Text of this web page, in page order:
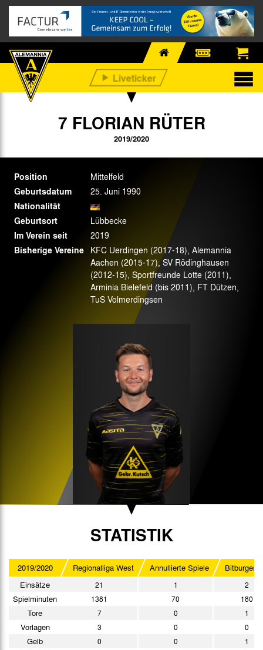
7 FLORIAN RÜTER
2019/2020
Position Mittelfeld
Geburtsdatum 25. Juni 1990
Nationalität
Geburtsort
Lübbecke
Im Verein seit 2019
Bisherige Vereine KFC Uerdingen (2017-18), Alemannia
Aachen (2015-17), SV Rödinghausen
(2012-15), Sportfreunde Lotte (2011),
Arminia Bielefeld (bis 2011), FT Dützen,
TuS Volmerdingsen
STATISTIK
2019/2020 Regionalliga West Annullierte Spiele
Bitburger-
Einsätze
21 1 2
Spielminuten 1381 70 180
Tore 7 0 1
Vorlagen 3 0 0
Gelb 0 0 1